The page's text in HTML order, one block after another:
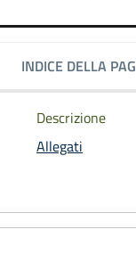
INDICE DELLA
Descrizione
Allegati